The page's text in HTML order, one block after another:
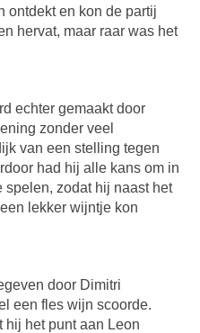
ontdekt en kon de partij
hervat, maar raar was het
echter gemaakt door
zonder veel
van een stelling tegen
had hij alle kans om in
zodat hij naast het
lekker wijntje kon
door Dimitri
een fles wijn scoorde.
hij het punt aan Leon